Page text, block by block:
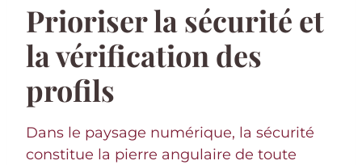
Prioriser la sécurité et
la vérification des
profils
Dans le paysage numérique, la sécurité
constitue la pierre angulaire de toute